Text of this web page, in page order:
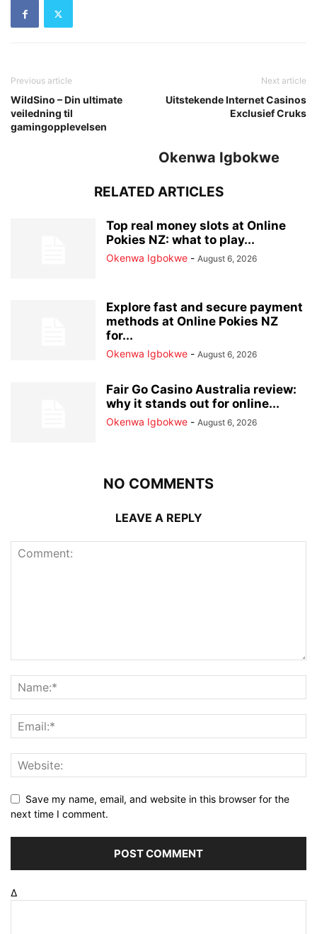
Previous article
WildSino – Din ultimate
veiledning til
gamingopplevelsen
Next article
Uitstekende Internet Casinos
Exclusief Cruks
Okenwa Igbokwe
RELATED ARTICLES
Top real money slots at Online
Pokies NZ: what to play...
Okenwa Igbokwe - August 6, 2026
Explore fast and secure payment
methods at Online Pokies NZ
for...
Okenwa Igbokwe - August 6, 2026
Fair Go Casino Australia review:
why it stands out for online...
Okenwa Igbokwe - August 6, 2026
NO COMMENTS
LEAVE A REPLY
Save my name, email, and website in this browser for the
next time I comment.
Δ